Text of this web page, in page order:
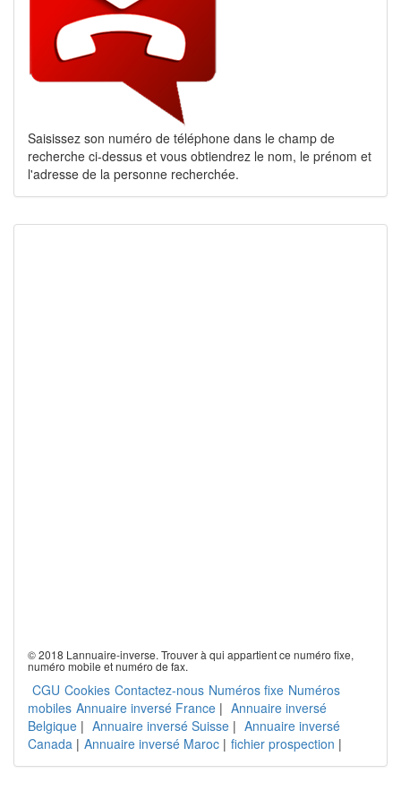
Saisissez son numéro de téléphone dans le champ de
recherche ci-dessus et vous obtiendrez le nom, le prénom et
l'adresse de la personne recherchée.
© 2018 Lannuaire-inverse. Trouver à qui appartient ce numéro fixe,
numéro mobile et numéro de fax.
CGU Cookies Contactez-nous Numéros fixe Numéros
mobiles Annuaire inversé France | Annuaire inversé
Belgique | Annuaire inversé Suisse | Annuaire inversé
Canada | Annuaire inversé Maroc | fichier prospection |